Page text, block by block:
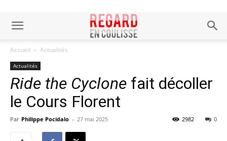
Accueil Actualités
Actualités
Ride the Cyclone fait décoller
le Cours Florent
Par Philippe Pocidalo - 27 mai 2025 0
2982